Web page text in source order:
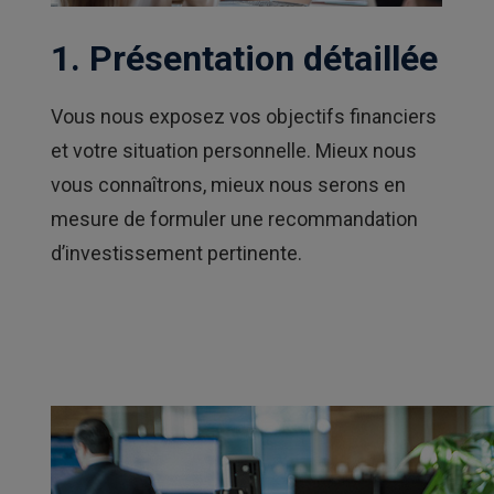
1. Présentation détaillée
Vous nous exposez vos objectifs financiers
et votre situation personnelle. Mieux nous
vous connaîtrons, mieux nous serons en
mesure de formuler une recommandation
d’investissement pertinente.